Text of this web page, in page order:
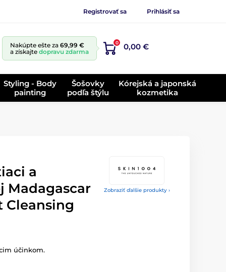
Registrovať sa Prihlásiť sa
Nakúpte ešte za 69,99 €
a získajte dopravu zdarma
0 0,00 €
Styling - Body
painting
Šošovky
podľa štýlu
Kórejská a japonská
kozmetika
Zobraziť ďalšie produkty ›
a
Madagascar
Cleansing
účinkom.